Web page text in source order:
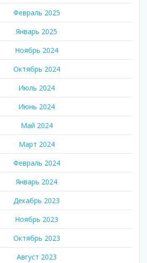
Февраль 2025
Январь 2025
Ноябрь 2024
Октябрь 2024
Июль 2024
Июнь 2024
Май 2024
Март 2024
Февраль 2024
Январь 2024
Декабрь 2023
Ноябрь 2023
Октябрь 2023
Август 2023